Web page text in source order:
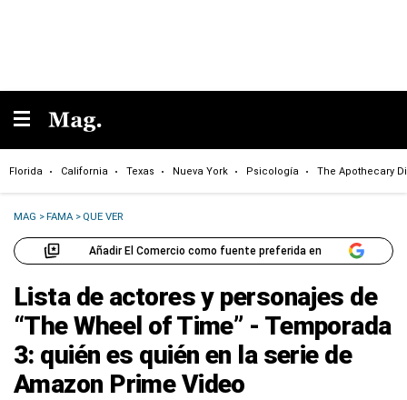
Florida California Texas Nueva York Psicología The Apothecary
MAG >FAMA > QUE VER
Añadir El Comercio como fuente preferida en
Lista de actores y personajes de
“The Wheel of Time” - Temporada
3: quién es quién en la serie de
Amazon Prime Video